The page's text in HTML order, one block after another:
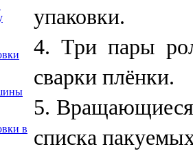
в
упаковки.
4. Три пары
сварки плёнки.
5. Вращающиеся
списка